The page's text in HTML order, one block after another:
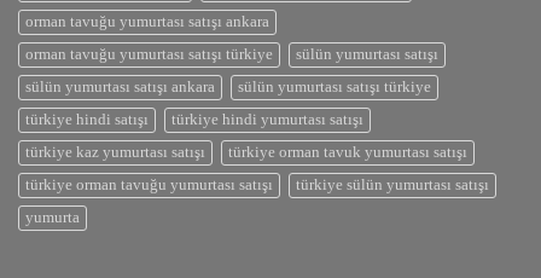
orman tavuğu yumurtası satışı ankara
orman tavuğu yumurtası satışı türkiye
sülün yumurtası satışı
sülün yumurtası satışı ankara
sülün yumurtası satışı türkiye
türkiye hindi satışı
türkiye hindi yumurtası satışı
türkiye kaz yumurtası satışı
türkiye orman tavuk yumurtası satışı
türkiye orman tavuğu yumurtası satışı
türkiye sülün yumurtası satışı
yumurta